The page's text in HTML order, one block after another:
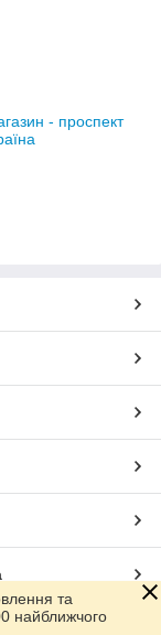
- проспект
та
найближчого